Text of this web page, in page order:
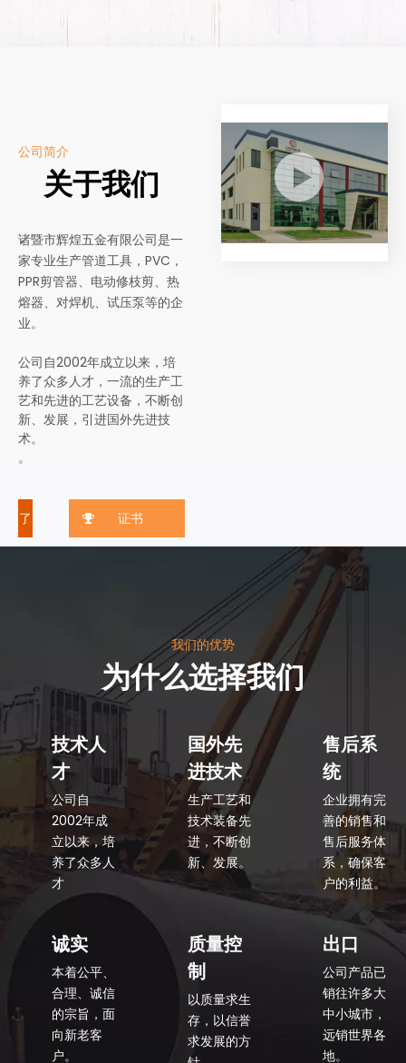
公司简介
关于我们
诸暨市辉煌五金有限公司是一
家专业生产管道工具，PVC，
PPR剪管器、电动修枝剪、热
熔器、对焊机、试压泵等的企
业。
公司自2002年成立以来，培
养了众多人才，一流的生产工
艺和先进的工艺设备，不断创
新、发展，引进国外先进技
术。
。
了 证书
我们的优势
为什么选择我们
技术人
才
公司自
2002年成
立以来，培
养了众多人
才
国外先
进技术
生产工艺和
技术装备先
进，不断创
新、发展。
售后系
统
企业拥有完
善的销售和
售后服务体
系，确保客
户的利益。
诚实
本着公平、
合理、诚信
的宗旨，面
向新老客
户。
质量控
制
以质量求生
存，以信誉
求发展的方
出口
公司产品已
销往许多大
中小城市，
远销世界各
地。